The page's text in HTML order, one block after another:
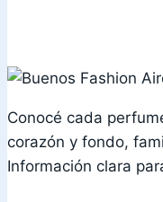
Conocé cada
corazón y fondo,
Información clara